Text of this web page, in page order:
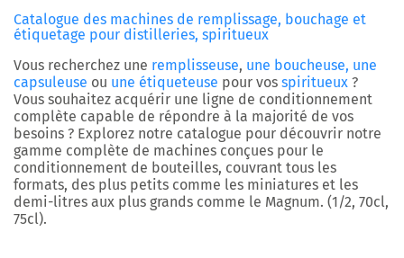
Catalogue des machines de remplissage, bouchage et
étiquetage pour distilleries, spiritueux
Vous recherchez une remplisseuse, une boucheuse, une
capsuleuse ou une étiqueteuse pour vos spiritueux ?
Vous souhaitez acquérir une ligne de conditionnement
complète capable de répondre à la majorité de vos
besoins ? Explorez notre catalogue pour découvrir notre
gamme complète de machines conçues pour le
conditionnement de bouteilles, couvrant tous les
formats, des plus petits comme les miniatures et les
demi-litres aux plus grands comme le Magnum. (1/2, 70cl,
75cl).